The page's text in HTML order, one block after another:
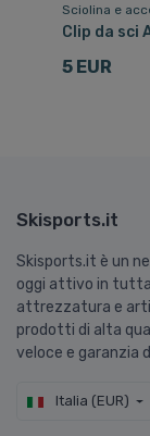
Sciolina e
Clip da sci
5 EUR
Skisports.it
Skisports.it è un
oggi attivo in tutta
attrezzatura e
prodotti di alta
veloce e garanzia
Italia (EUR)